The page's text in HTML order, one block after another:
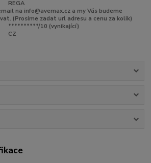
REGA
na info@avemax.cz a my Vás budeme
(Prosíme zadat url adresu a cenu za kolik)
**********/10 (vynikající)
CZ